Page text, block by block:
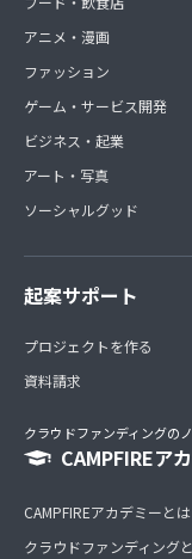
アニメ・漫画
ファッション
ゲーム・サービス開発
ビジネス・起業
アート・写真
ソーシャルグッド
起案サポート
プロジェクトを作る
資料請求
クラウドファンディングの
CAMPFIREア
CAMPFIREアカデミーとは
クラウドファンディング